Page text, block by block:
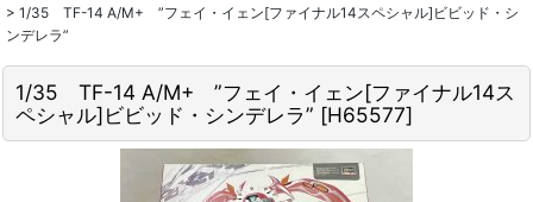
> 1/35 TF-14 A/M+ ”フェイ・イェン[ファイナル14スペシャル]ビビッド・シ
ンデレラ”
1/35 TF-14 A/M+ ”フェイ・イェン[ファイナル14ス
ペシャル]ビビッド・シンデレラ” [H65577]